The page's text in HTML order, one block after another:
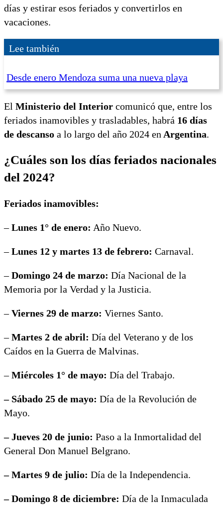
días y estirar esos feriados y convertirlos en
vacaciones.
Lee también
Desde enero Mendoza suma una nueva playa
El Ministerio del Interior comunicó que, entre los
feriados inamovibles y trasladables, habrá 16 días
de descanso a lo largo del año 2024 en Argentina.
¿Cuáles son los días feriados nacionales
del 2024?
Feriados inamovibles:
–Lunes 1° de enero: Año Nuevo.
–Lunes 12 y martes 13 de febrero: Carnaval.
–Domingo 24 de marzo: Día Nacional de la
Memoria por la Verdad y la Justicia.
–Viernes 29 de marzo: Viernes Santo.
–Martes 2 de abril: Día del Veterano y de los
Caídos en la Guerra de Malvinas.
–Miércoles 1° de mayo: Día del Trabajo.
– Sábado 25 de mayo: Día de la Revolución de
Mayo.
– Jueves 20 de junio: Paso a la Inmortalidad del
General Don Manuel Belgrano.
– Martes 9 de julio: Día de la Independencia.
– Domingo 8 de diciembre: Día de la Inmaculada